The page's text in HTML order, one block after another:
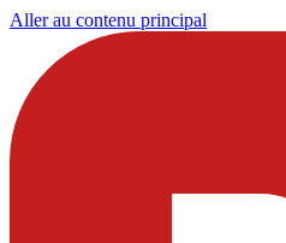
Aller au contenu principal